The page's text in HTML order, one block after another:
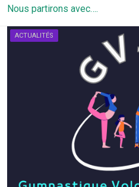
Nous partirons avec….
ACTUALITÉS